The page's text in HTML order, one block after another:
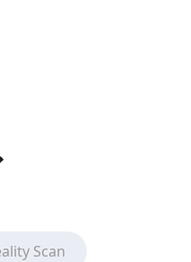
Scan